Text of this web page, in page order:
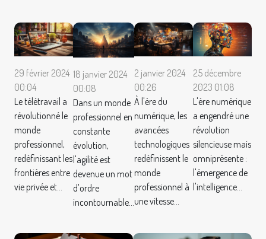
29 février 2024
00:04
Le télétravail a
révolutionné le
monde
professionnel,
redéfinissant les
frontières entre
vie privée et...
18 janvier 2024
00:08
Dans un monde
professionnel en
constante
évolution,
l'agilité est
devenue un mot
d'ordre
incontournable...
2 janvier 2024
00:26
À l'ère du
numérique, les
avancées
technologiques
redéfinissent le
monde
professionnel à
une vitesse...
25 décembre
2023 01:08
L'ère numérique
a engendré une
révolution
silencieuse mais
omniprésente :
l'émergence de
l'intelligence...